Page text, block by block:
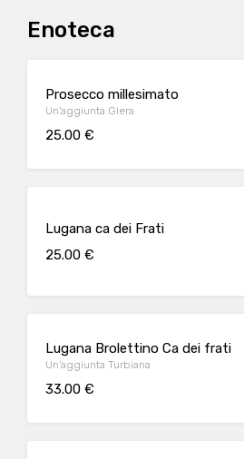
Enoteca
Prosecco millesimato
Un'aggiunta Glera
25.00 €
Lugana ca dei Frati
25.00 €
Lugana Brolettino Ca dei frati
Un'aggiunta Turbiana
33.00 €